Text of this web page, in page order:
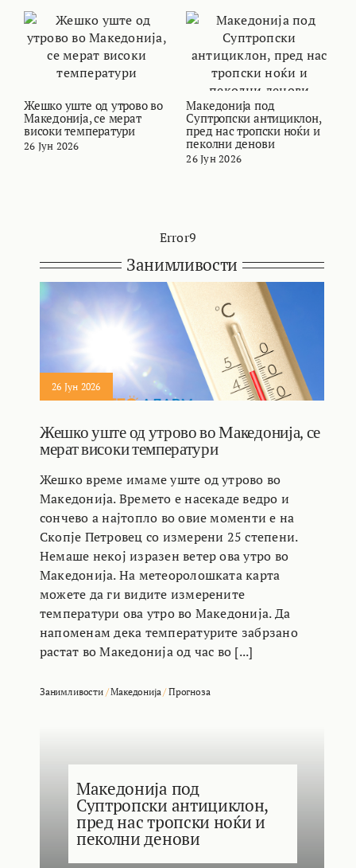
Жешко уште од утрово во
Македонија, се мерат
високи температури
26 Јун 2026
Македонија под
Суптропски антициклон,
пред нас тропски ноќи и
пеколни денови
26 Јун 2026
Error9
Занимливости
26 Јун 2026
Жешко уште од утрово во Македонија, се
мерат високи температури
Жешко време имаме уште од утрово во
Македонија. Времето е насекаде ведро и
сончево а најтопло во овие моменти е на
Скопје Петровец со измерени 25 степени.
Немаше некој изразен ветер ова утро во
Македонија. На метеоролошката карта
можете да ги видите измерените
температури ова утро во Македонија. Да
напоменам дека температурите забрзано
растат во Македонија од час во [...]
Занимливости/Македонија/Прогноза
Македонија под
Суптропски антициклон,
пред нас тропски ноќи и
пеколни денови